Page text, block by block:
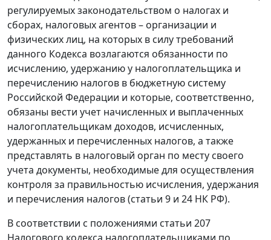
регулируемых законодательством о налогах и
сборах, налоговых агентов – организации и
физических лиц, на которых в силу требований
данного Кодекса возлагаются обязанности по
исчислению, удержанию у налогоплательщика и
перечислению налогов в бюджетную систему
Российской Федерации и которые, соответственно,
обязаны вести учет начисленных и выплаченных
налогоплательщикам доходов, исчисленных,
удержанных и перечисленных налогов, а также
представлять в налоговый орган по месту своего
учета документы, необходимые для осуществления
контроля за правильностью исчисления, удержания
и перечисления налогов (статьи 9 и 24 НК РФ).
В соответствии с положениями статьи 207